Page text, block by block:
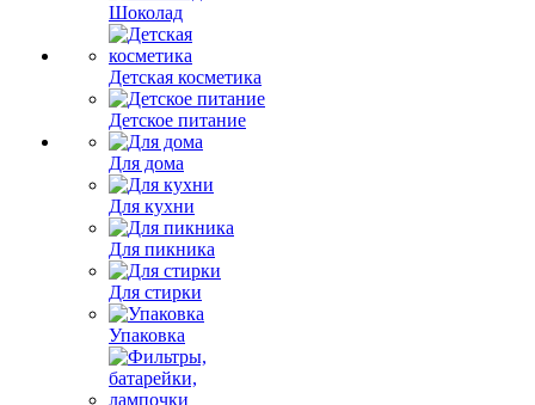
Шоколад
Детская косметика
Детское питание
Для дома
Для кухни
Для пикника
Для стирки
Упаковка